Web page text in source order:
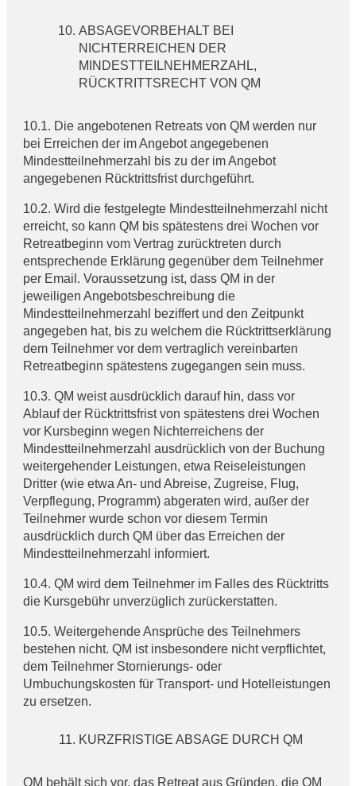
ABSAGEVORBEHALT BEI
NICHTERREICHEN DER
MINDESTTEILNEHMERZAHL,
RÜCKTRITTSRECHT VON QM
10.1. Die angebotenen Retreats von QM werden nur
bei Erreichen der im Angebot angegebenen
Mindestteilnehmerzahl bis zu der im Angebot
angegebenen Rücktrittsfrist durchgeführt.
10.2. Wird die festgelegte Mindestteilnehmerzahl nicht
erreicht, so kann QM bis spätestens drei Wochen vor
Retreatbeginn vom Vertrag zurücktreten durch
entsprechende Erklärung gegenüber dem Teilnehmer
per Email. Voraussetzung ist, dass QM in der
jeweiligen Angebotsbeschreibung die
Mindestteilnehmerzahl beziffert und den Zeitpunkt
angegeben hat, bis zu welchem die Rücktrittserklärung
dem Teilnehmer vor dem vertraglich vereinbarten
Retreatbeginn spätestens zugegangen sein muss.
10.3. QM weist ausdrücklich darauf hin, dass vor
Ablauf der Rücktrittsfrist von spätestens drei Wochen
vor Kursbeginn wegen Nichterreichens der
Mindestteilnehmerzahl ausdrücklich von der Buchung
weitergehender Leistungen, etwa Reiseleistungen
Dritter (wie etwa An- und Abreise, Zugreise, Flug,
Verpflegung, Programm) abgeraten wird, außer der
Teilnehmer wurde schon vor diesem Termin
ausdrücklich durch QM über das Erreichen der
Mindestteilnehmerzahl informiert.
10.4. QM wird dem Teilnehmer im Falles des Rücktritts
die Kursgebühr unverzüglich zurückerstatten.
10.5. Weitergehende Ansprüche des Teilnehmers
bestehen nicht. QM ist insbesondere nicht verpflichtet,
dem Teilnehmer Stornierungs- oder
Umbuchungskosten für Transport- und Hotelleistungen
zu ersetzen.
KURZFRISTIGE ABSAGE DURCH QM
QM behält sich vor, das Retreat aus Gründen, die QM